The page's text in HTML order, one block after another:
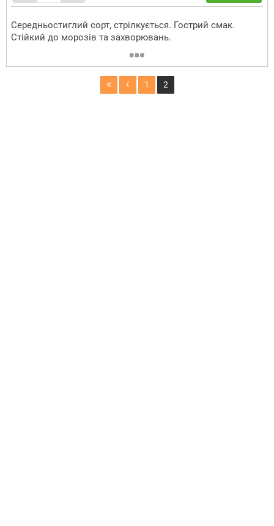
Середньостиглий сорт, стрілкується. Гострий смак.
Стійкий до морозів та захворювань.
1 2